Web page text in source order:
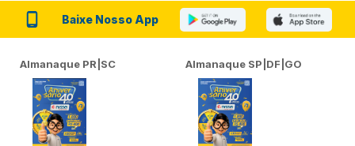
Baixe Nosso App
Almanaque PR|SC Almanaque SP|DF|GO